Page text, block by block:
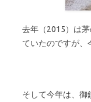
去年（2015）は
ていたのですが、
そして今年は、御